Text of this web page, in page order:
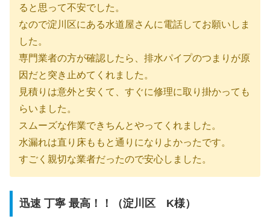
ると思って不安でした。
なので淀川区にある水道屋さんに電話してお願いしま
した。
専門業者の方が確認したら、排水パイプのつまりが原
因だと突き止めてくれました。
見積りは意外と安くて、すぐに修理に取り掛かっても
らいました。
スムーズな作業できちんとやってくれました。
水漏れは直り床ももと通りになりよかったです。
すごく親切な業者だったので安心しました。
迅速 丁寧 最高！！（淀川区 K様）